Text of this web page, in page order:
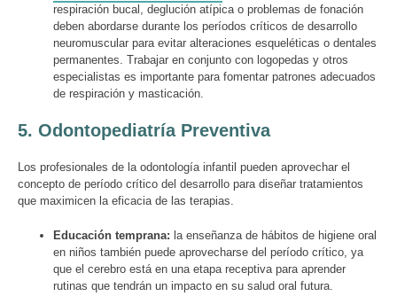
respiración bucal, deglución atípica o problemas de fonación
deben abordarse durante los períodos críticos de desarrollo
neuromuscular para evitar alteraciones esqueléticas o dentales
permanentes. Trabajar en conjunto con logopedas y otros
especialistas es importante para fomentar patrones adecuados
de respiración y masticación.
5. Odontopediatría Preventiva
Los profesionales de la odontología infantil pueden aprovechar el
concepto de período crítico del desarrollo para diseñar tratamientos
que maximicen la eficacia de las terapias.
Educación temprana: la enseñanza de hábitos de higiene oral
en niños también puede aprovecharse del período crítico, ya
que el cerebro está en una etapa receptiva para aprender
rutinas que tendrán un impacto en su salud oral futura.